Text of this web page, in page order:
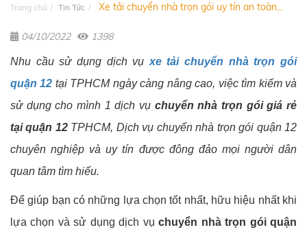
Trang chủ Tin Tức Xe tải chuyển nhà trọn gói uy tín an toàn...
04/10/2022 1398
Nhu cầu sử dụng dịch vụ xe tải chuyển nhà trọn gói
quận 12 tại TPHCM ngày càng nâng cao, việc tìm kiếm và
sử dụng cho mình 1 dịch vụ chuyển nhà trọn gói giá rẻ
tại quận 12TPHCM, Dịch vụ chuyển nhà trọn gói quận 12
chuyên nghiệp và uy tín được đông đảo mọi người dân
quan tâm tìm hiểu.
Để giúp bạn có những lựa chọn tốt nhất, hữu hiệu nhất khi
lựa chọn và sử dụng dịch vụchuyển nhà trọn gói quận